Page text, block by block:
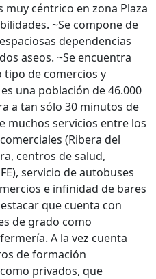
muy céntrico en zona Plaza
~Se compone de
dependencias
aseos. ~Se encuentra
tipo de comercios y
una población de 46.000
a tan sólo 30 minutos de
muchos servicios entre los
(Ribera del
centros de salud,
servicio de autobuses
e infinidad de bares
que cuenta con
de grado como
A la vez cuenta
de formación
privados, que